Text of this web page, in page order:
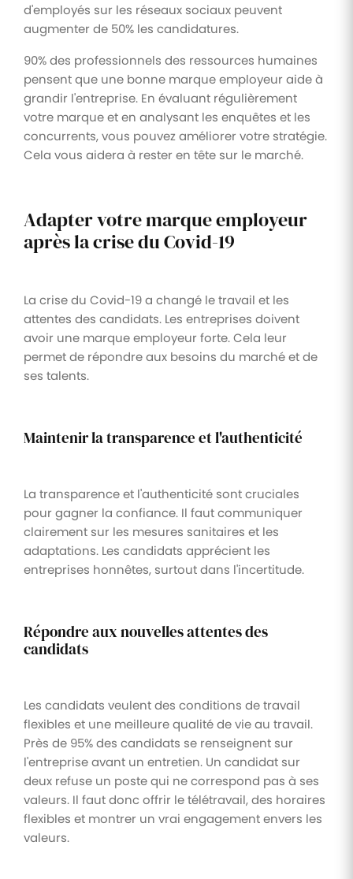
d'employés sur les réseaux sociaux peuvent
augmenter de 50% les candidatures.
90% des professionnels des ressources humaines
pensent que une bonne marque employeur aide à
grandir l'entreprise. En évaluant régulièrement
votre marque et en analysant les enquêtes et les
concurrents, vous pouvez améliorer votre stratégie.
Cela vous aidera à rester en tête sur le marché.
Adapter votre marque employeur
après la crise du Covid-19
La crise du Covid-19 a changé le travail et les
attentes des candidats. Les entreprises doivent
avoir une marque employeur forte. Cela leur
permet de répondre aux besoins du marché et de
ses talents.
Maintenir la transparence et l'authenticité
La transparence et l'authenticité sont cruciales
pour gagner la confiance. Il faut communiquer
clairement sur les mesures sanitaires et les
adaptations. Les candidats apprécient les
entreprises honnêtes, surtout dans l'incertitude.
Répondre aux nouvelles attentes des
candidats
Les candidats veulent des conditions de travail
flexibles et une meilleure qualité de vie au travail.
Près de 95% des candidats se renseignent sur
l'entreprise avant un entretien. Un candidat sur
deux refuse un poste qui ne correspond pas à ses
valeurs. Il faut donc offrir le télétravail, des horaires
flexibles et montrer un vrai engagement envers les
valeurs.